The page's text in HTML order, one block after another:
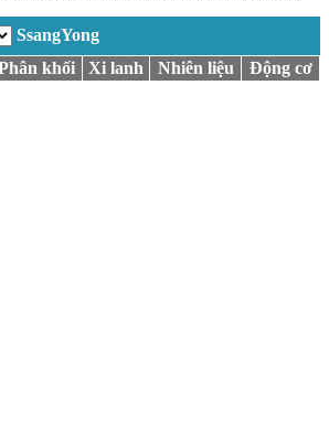
SsangYong
khối Xi lanh Nhiên liệu
Động cơ